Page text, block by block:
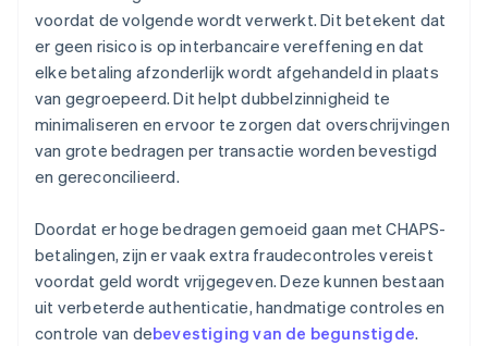
voordat de volgende wordt verwerkt. Dit betekent dat
er geen risico is op interbancaire vereffening en dat
elke betaling afzonderlijk wordt afgehandeld in plaats
van gegroepeerd. Dit helpt dubbelzinnigheid te
minimaliseren en ervoor te zorgen dat overschrijvingen
van grote bedragen per transactie worden bevestigd
en gereconcilieerd.
Doordat er hoge bedragen gemoeid gaan met CHAPS-
betalingen, zijn er vaak extra fraudecontroles vereist
voordat geld wordt vrijgegeven. Deze kunnen bestaan
uit verbeterde authenticatie, handmatige controles en
controle van debevestiging van de begunstigde.